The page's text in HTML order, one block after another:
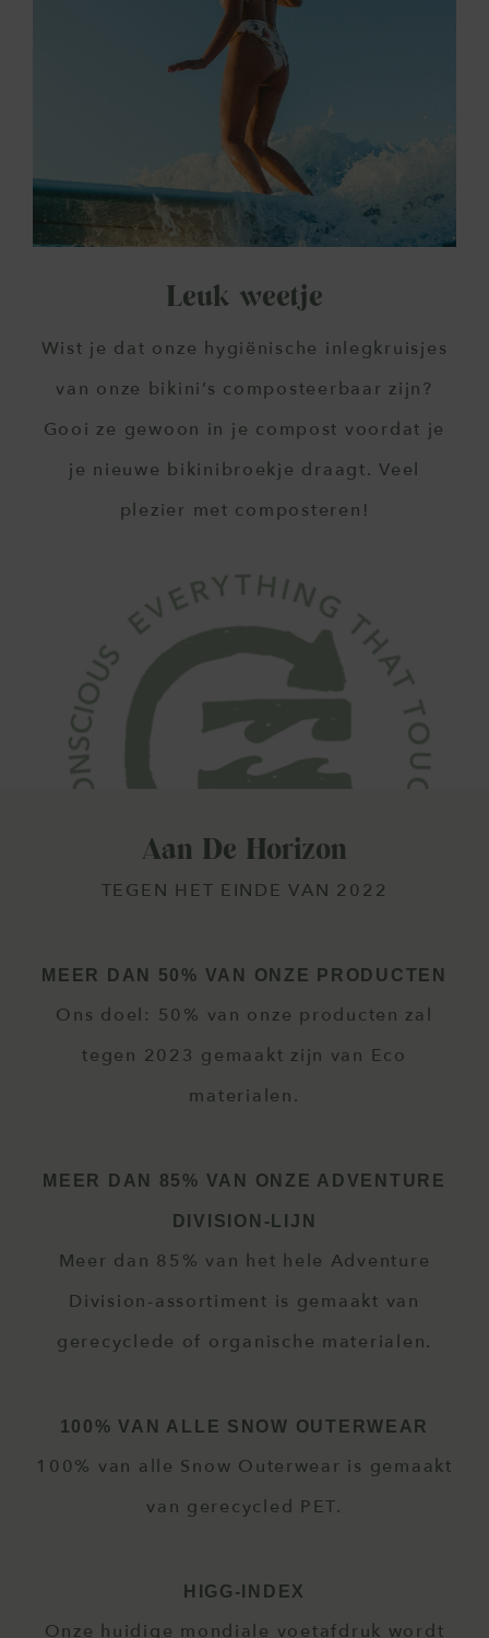
Leuk weetje
Wist je dat onze hygiënische inlegkruisjes
van onze bikini’s composteerbaar zijn?
Gooi ze gewoon in je compost voordat je
je nieuwe bikinibroekje draagt. Veel
plezier met composteren!
Aan De Horizon
TEGEN HET EINDE VAN 2022
MEER DAN 50% VAN ONZE PRODUCTEN
Ons doel: 50% van onze producten zal
tegen 2023 gemaakt zijn van Eco
materialen.
MEER DAN 85% VAN ONZE ADVENTURE
DIVISION-LIJN
Meer dan 85% van het hele Adventure
Division-assortiment is gemaakt van
gerecyclede of organische materialen.
100% VAN ALLE SNOW OUTERWEAR
100% van alle Snow Outerwear is gemaakt
van gerecycled PET.
HIGG-INDEX
Onze huidige mondiale voetafdruk wordt